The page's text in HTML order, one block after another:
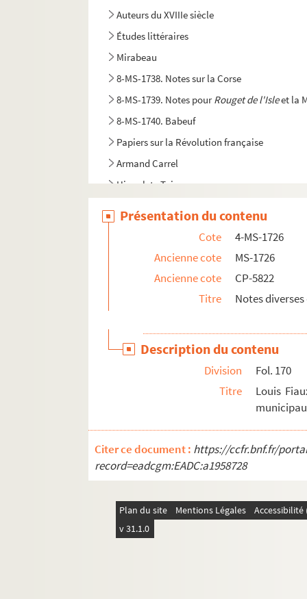
Auteurs du XVIIIe siècle
Études littéraires
Mirabeau
8-MS-1738. Notes sur la Corse
8-MS-1739. Notes pourRouget de l'Isleet la
8-MS-1740. Babeuf
Papiers sur la Révolution française
Armand Carrel
Hippolyte Taine
Jean Jaurès
Présentation du contenu
Cote
4-MS-1726
Ancienne cote
MS-1726
Ancienne cote
CP-5822
Titre
Notes
Description du contenu
Division
Fol. 170
Titre
Louis
Citer ce document : https://ccfr.bnf.fr/
record=eadcgm:EADC:a1958728
Plan du site Mentions Légales
v 31.1.0